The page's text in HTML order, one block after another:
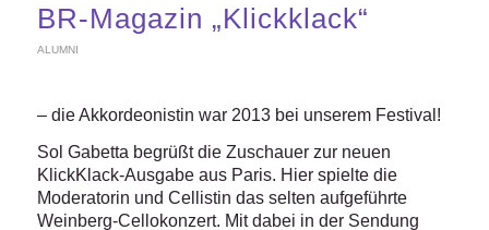
BR-Magazin „Klickklack“
ALUMNI
– die Akkordeonistin war 2013 bei unserem Festival!
Sol Gabetta begrüßt die Zuschauer zur neuen
KlickKlack-Ausgabe aus Paris. Hier spielte die
Moderatorin und Cellistin das selten aufgeführte
Weinberg-Cellokonzert. Mit dabei in der Sendung